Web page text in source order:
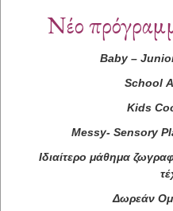
Νέο
Baby–
School
Kids
Messy- Sensory
Ιδιαίτερο μάθημα
Δωρεάν